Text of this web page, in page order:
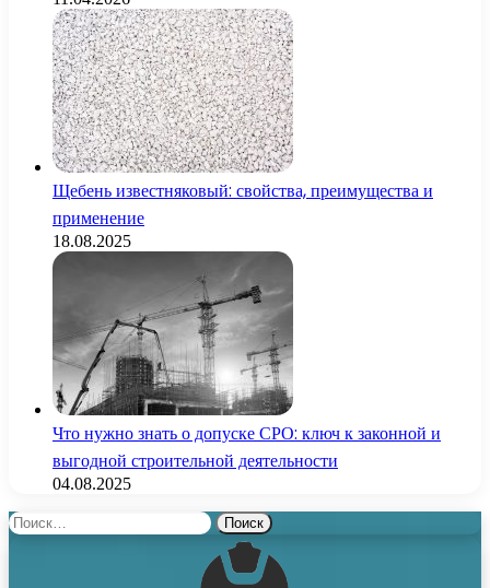
Щебень известняковый: свойства, преимущества и
применение
18.08.2025
Что нужно знать о допуске СРО: ключ к законной и
выгодной строительной деятельности
04.08.2025
Найти: